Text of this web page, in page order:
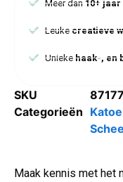
Meer dan 10+ jaar
Leuke creatieve
Uniekehaak-, en
SKU
Categorieën
Maak kennis met het